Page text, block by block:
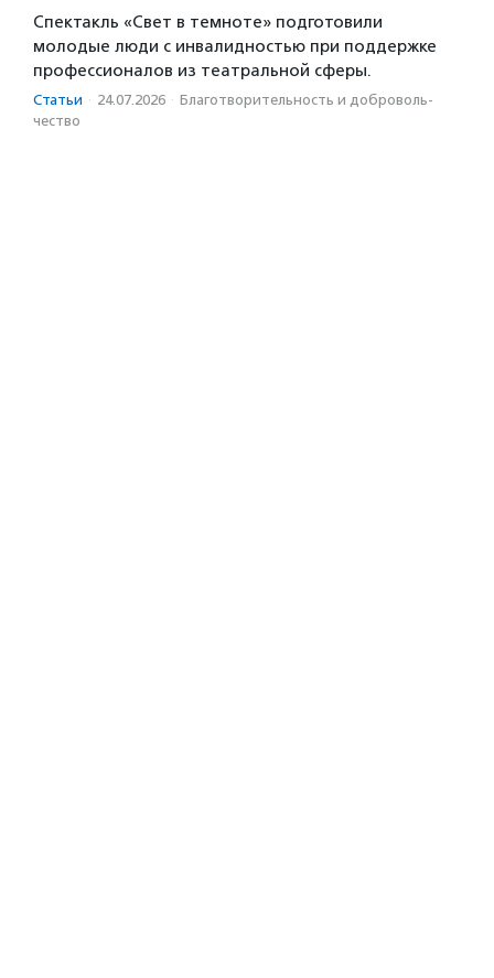
Спектакль «Свет в темноте» подготовили
молодые люди с инвалидностью при поддержке
профессионалов из театральной сферы.
Статьи · 24.07.2026 · Благотвори­тель­ность и доброволь­
чест­во